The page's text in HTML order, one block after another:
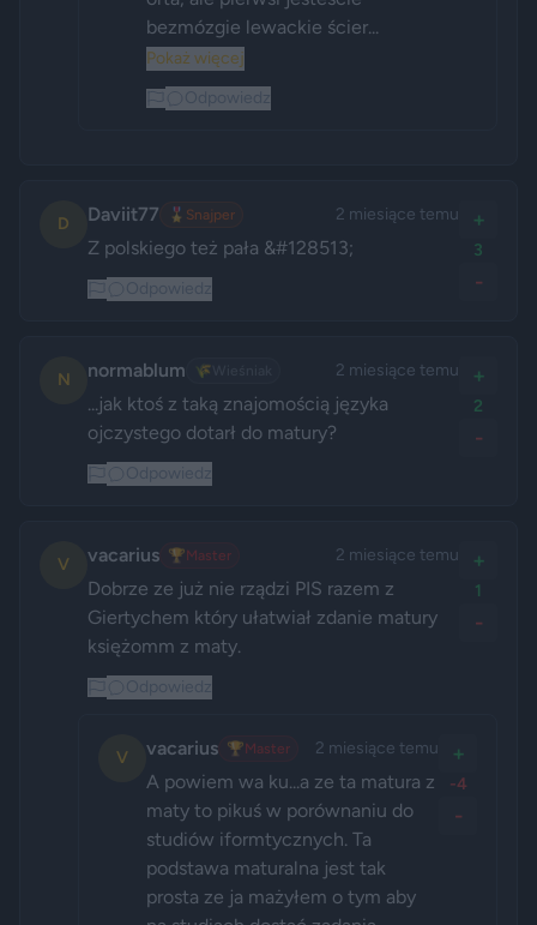
bezmózgie lewackie ścier...
Pokaż więcej
D Daviit77 🎖️ Snajper 2 miesiące temu
Z polskiego też pała &#128513;
+
3
-
N normablum 🌾 2 miesiące temu
...jak ktoś z taką znajomością języka
ojczystego dotarł do matury?
+
2
-
V vacarius 🏆Master 2 miesiące temu
Dobrze ze już nie rządzi PIS razem z
Giertychem który ułatwiał zdanie matury
+
1
-
V vacarius 🏆Master 2 miesiące temu
A powiem wa ku...a ze ta matura z
maty to pikuś w porównaniu do
studiów iformtycznych. Ta
podstawa maturalna jest tak
prosta ze ja mażyłem o tym aby
+
-4
-